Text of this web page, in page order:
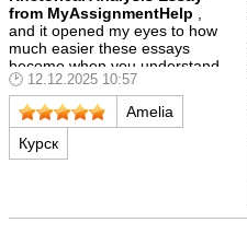
from MyAssignmentHelp ,
and it opened my eyes to how
much easier these essays
become when you understand
tone, audience, and rhetorical
strategies properly. This post
gives the same kind of clarity,
which is why I found it really
useful.
or decode what authors are
12.12.2025 10:57
Amelia
Курск